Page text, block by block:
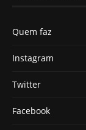
Quem faz
Instagram
Twitter
Facebook